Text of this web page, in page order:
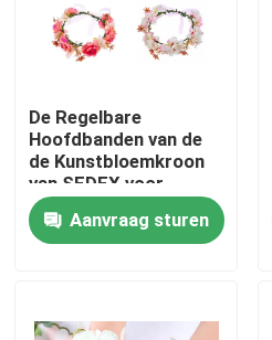
Huis
Producten
Over ons
De Regelbare
Hoofdbanden van de
de Kunstbloemkroon
van SEDEX voor
Huwelijksoem
Aanvraag sturen